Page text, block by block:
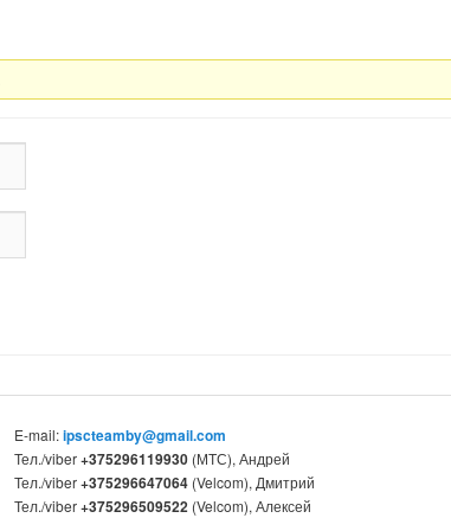
E-mail:ipscteamby@gmail.com
Тел./viber+375296119930(МТС), Андрей
Тел./viber+375296647064(Velcom), Дмитрий
Тел./viber+375296509522 (Velcom), Алексей